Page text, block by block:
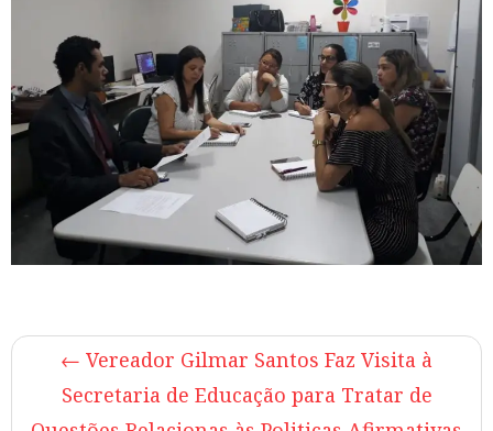
← Vereador Gilmar Santos Faz Visita à
Secretaria de Educação para Tratar de